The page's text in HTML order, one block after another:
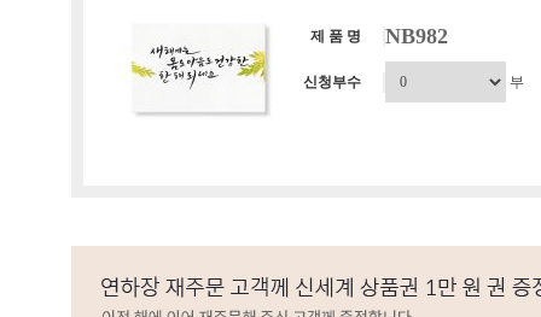
제 품 명 NB982
신청부수 부